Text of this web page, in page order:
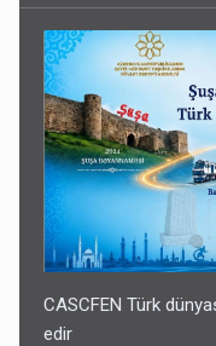
CASCFEN Türk
edir